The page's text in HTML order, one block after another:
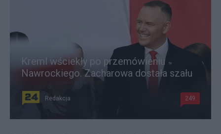
Kreml wściekły po przemówieniu
Nawrockiego. Zacharowa dostała szału
Redakcja 249